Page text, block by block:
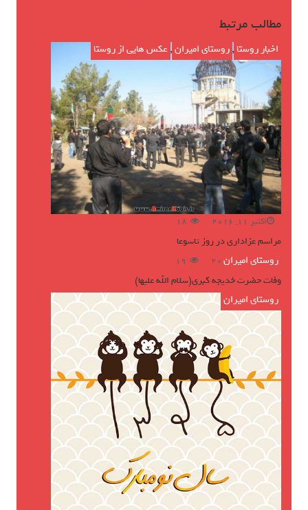
مطالب مرتبط
اخبار روستا ,روستای امیران,عکس هایی از روستا
اکتبر 11, 2016 18
مراسم عزاداری در روز تاسوعا
روستای امیران
ژوئن 16, 2016 19
وفات حضرت خدیجه کبری(سلام الله علیها)
روستای امیران